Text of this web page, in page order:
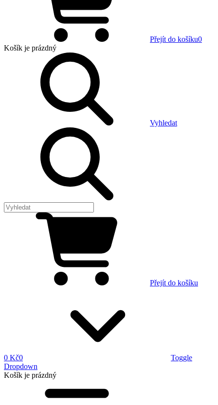
Přejít do košíku0
Košík je prázdný
Vyhledat
Přejít do košíku
0 Kč0
Toggle
Dropdown
Košík je prázdný